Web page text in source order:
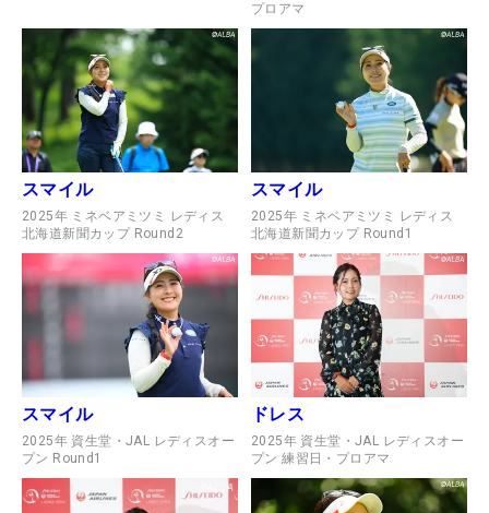
プロアマ
スマイル
2025年 ミネベアミツミ レディス
北海道新聞カップ Round2
スマイル
2025年 ミネベアミツミ レディス
北海道新聞カップ Round1
スマイル
2025年 資生堂・JAL レディスオー
プン Round1
ドレス
2025年 資生堂・JAL レディスオー
プン 練習日・プロアマ